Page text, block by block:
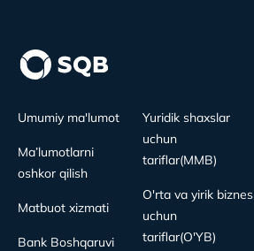
Umumiy ma'lumot
Ma’lumotlarni
oshkor qilish
Matbuot xizmati
Bank Boshqaruvi
Yuridik shaxslar
uchun
tariflar(MMB)
O'rta va yirik biznes
uchun
tariflar(O'YB)